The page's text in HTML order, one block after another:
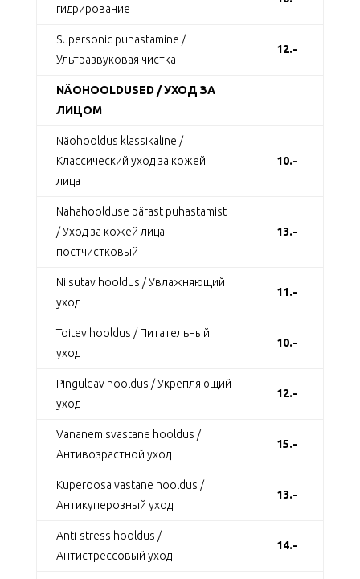
гидрирование
Supersonic puhastamine /
Ультразвуковая чистка
12.-
NÄOHOOLDUSED / УХОД ЗА
ЛИЦОМ
Näohooldus klassikaline /
Классический уход за кожей
лица
10.-
Nahahoolduse pärast puhastamist
/ Уход за кожей лица
постчистковый
13.-
Niisutav hooldus / Увлажняющий
уход
11.-
Toitev hooldus / Питательный
уход
10.-
Pinguldav hooldus / Укрепляющий
уход
12.-
Vananemisvastane hooldus /
Антивозрастной уход
15.-
Kuperoosa vastane hooldus /
Антикуперозный уход
13.-
Anti-stress hooldus /
Антистрессовый уход
14.-